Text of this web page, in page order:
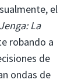
el
Jenga: La
robando a
de
ondas de